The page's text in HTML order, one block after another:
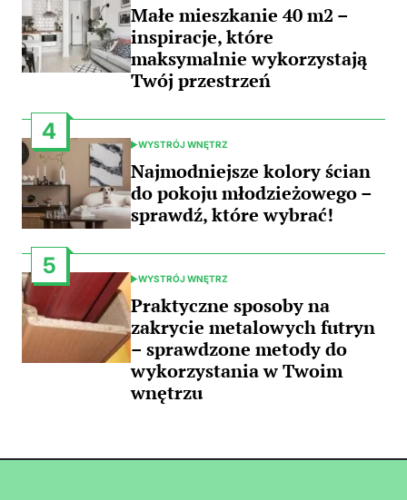
IN
Małe mieszkanie 40 m2 –
inspiracje, które
maksymalnie wykorzystają
Twój przestrzeń
4
POSTED
IN
WYSTRÓJ WNĘTRZ
Najmodniejsze kolory ścian
do pokoju młodzieżowego –
sprawdź, które wybrać!
5
POSTED
IN
WYSTRÓJ WNĘTRZ
Praktyczne sposoby na
zakrycie metalowych futryn
– sprawdzone metody do
wykorzystania w Twoim
wnętrzu